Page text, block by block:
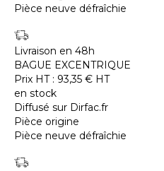
Pièce neuve défraîchie
Livraison en 48h
BAGUE EXCENTRIQUE
Prix HT : 93,35 € HT
en stock
Diffusé sur Dirfac.fr
Pièce origine
Pièce neuve défraîchie